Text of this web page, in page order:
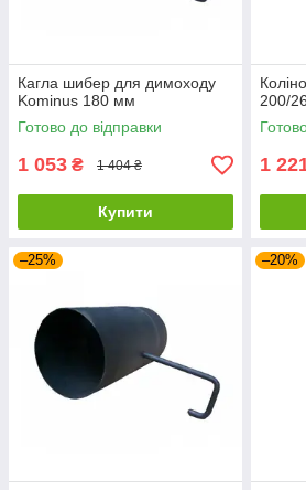
Кагла шибер для димоходу
Kominus 180 мм
Готово до відправки
1 053 ₴ 1 404 ₴
Купити
200/
1
–25% –20%